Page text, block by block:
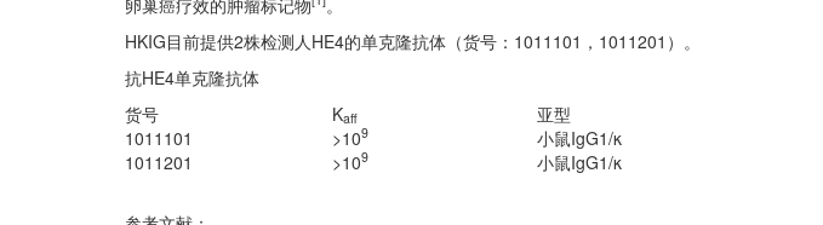
HKIG目前提供2株检测人HE4的单克隆抗体（货号：1011101，1011201）。
抗HE4单克隆抗体
货号
Kaff 亚型
1011101
>109 小鼠IgG1/κ
1011201
>109 小鼠IgG1/κ